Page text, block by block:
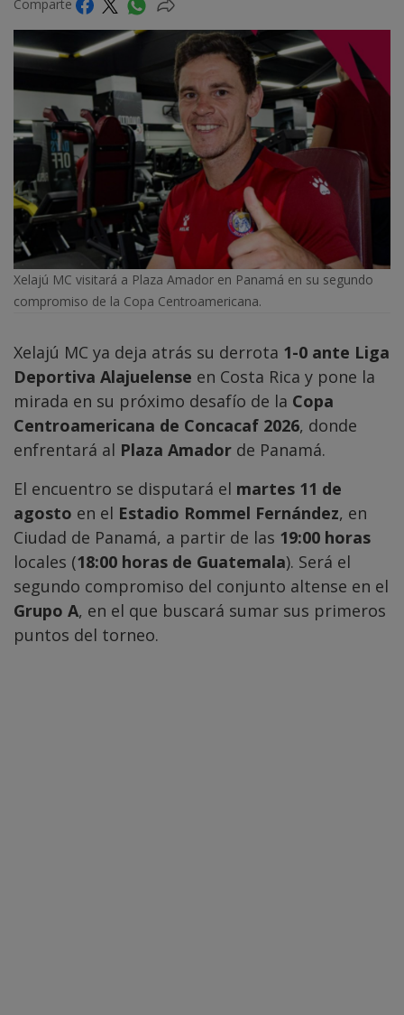
Comparte
Xelajú MC visitará a Plaza Amador en Panamá en su segundo
compromiso de la Copa Centroamericana.
Xelajú MC ya deja atrás su derrota 1-0 ante Liga
Deportiva Alajuelense en Costa Rica y pone la
mirada en su próximo desafío de la Copa
Centroamericana de Concacaf 2026, donde
enfrentará al Plaza Amador de Panamá.
El encuentro se disputará el martes 11 de
agosto en el Estadio Rommel Fernández, en
Ciudad de Panamá, a partir de las 19:00 horas
locales (18:00 horas de Guatemala). Será el
segundo compromiso del conjunto altense en el
Grupo A, en el que buscará sumar sus primeros
puntos del torneo.